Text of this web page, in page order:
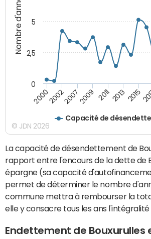
Nombre d'années
Capacité de
2000200220072009 2011 2013 2015
0
2,5
5
© JDN 2026
La capacité de désendettement de
rapport entre l'encours de la dette de
épargne (sa capacité
permet de déterminer le nombre
commune mettra à rembourser la
elle y consacre tous les ans l'intégralité
Endettement de Bouxurulles